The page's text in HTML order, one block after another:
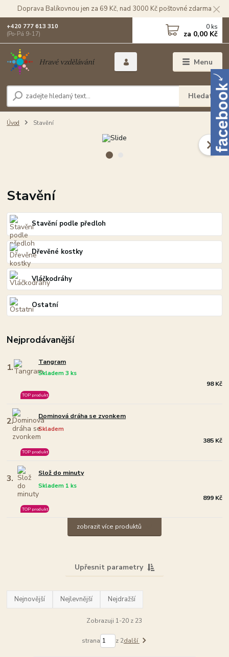
Doprava Balíkovnou jen za 69 Kč, nad 3000 Kč poštovné zdarma
Menu
Hledat
+420 777 613 310
(Po-Pá 9-17)
0 ks
za 0,00 Kč
Úvod Stavění
Stavění
Stavění podle předloh
Dřevěné kostky
Vláčkodráhy
Ostatní
Nejprodávanější
1. Tangram
Skladem 3 ks
TOP produkt
98 Kč
2. Dominová dráha se zvonkem
Skladem
TOP produkt
385 Kč
3. Slož do minuty
Skladem 1 ks
TOP produkt
899 Kč
zobrazit více produktů
Upřesnit parametry
Nejnovější Nejlevnější Nejdražší
Zobrazuji 1-20 z 23
strana z 2další